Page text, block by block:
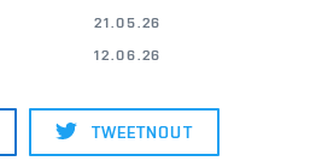
21.05.26
12.06.26
TWEETNOUT